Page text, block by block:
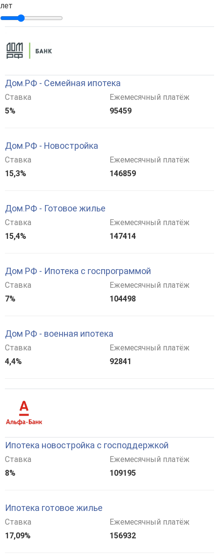
лет
Дом.РФ - Семейная ипотека
Ставка
5%
Ежемесячный платёж
95459
Дом.РФ - Новостройка
Ставка
15,3%
Ежемесячный платёж
146859
Дом.РФ - Готовое жилье
Ставка
15,4%
Ежемесячный платёж
147414
Дом РФ - Ипотека с госпрограммой
Ставка
7%
Ежемесячный платёж
104498
Дом РФ - военная ипотека
Ставка
4,4%
Ежемесячный платёж
92841
Ипотека новостройка с господдержкой
Ставка
8%
Ежемесячный платёж
109195
Ипотека готовое жилье
Ставка
17,09%
Ежемесячный платёж
156932